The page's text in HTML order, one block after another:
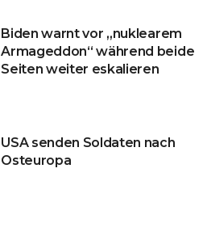
Biden warnt vor „nuklearem
Armageddon“ während beide
Seiten weiter eskalieren
USA senden Soldaten nach
Osteuropa